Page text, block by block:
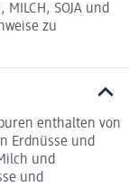
MILCH, SOJA und
zu
enthalten von
Erdnüsse und
und
und